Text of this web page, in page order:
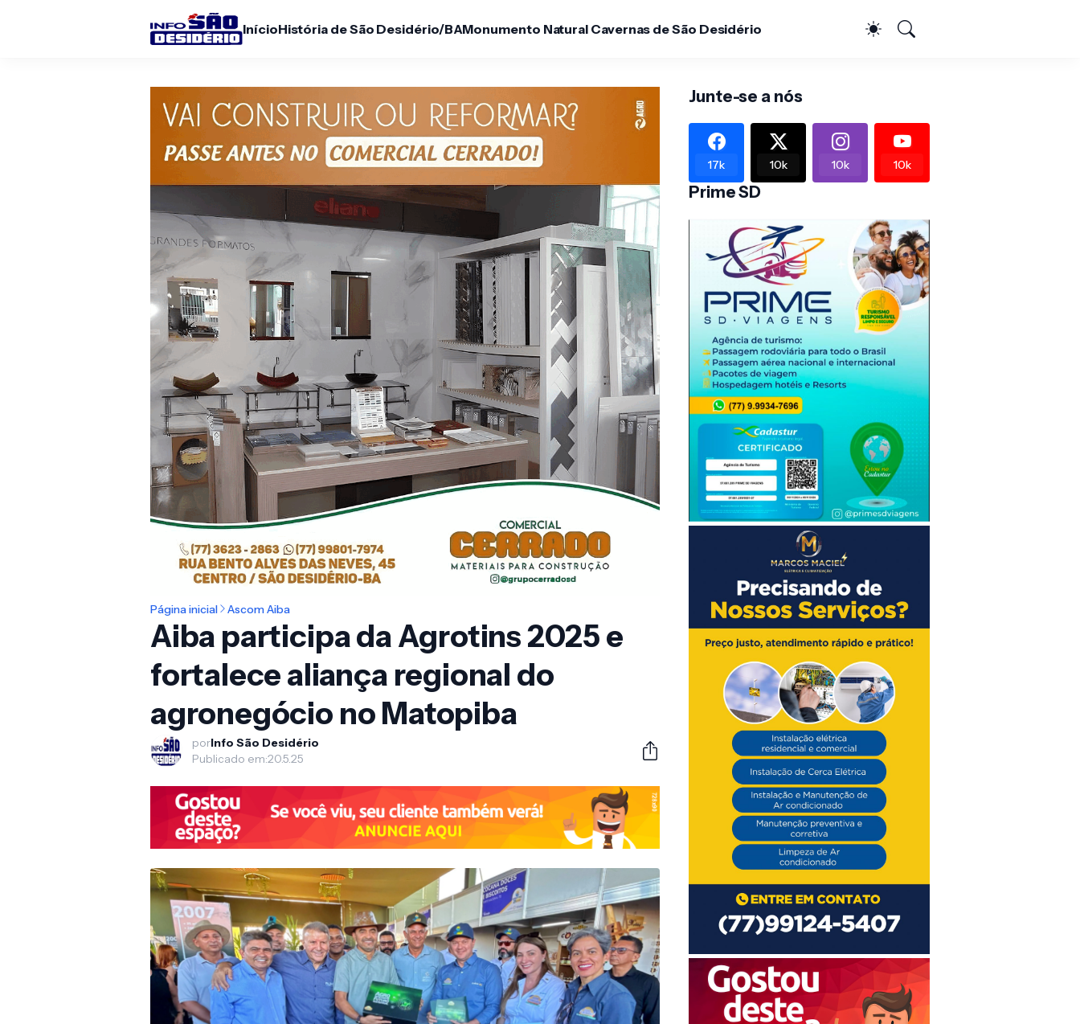
InícioHistória de São Desidério/BAMonumento Natural Cavernas de São Desidério
Página inicial Ascom Aiba
Aiba participa da Agrotins 2025 e
fortalece aliança regional do
agronegócio no Matopiba
porInfo São Desidério
Publicado em:20.5.25
Junte-se a nós
17k 10k 10k 10k
Prime SD